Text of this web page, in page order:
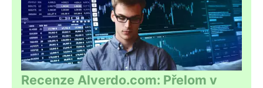
Recenze Alverdo.com: Přelom v